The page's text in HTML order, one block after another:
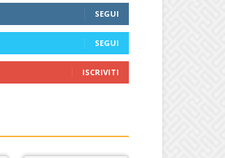
SEGUI
SEGUI
ISCRIVITI